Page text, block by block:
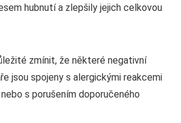
hubnutí a zlepšily jejich celkovou
zmínit, že některé negativní
jsou spojeny s alergickými reakcemi
s porušením doporučeného